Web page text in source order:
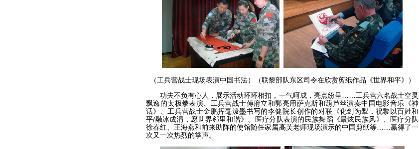
（工兵营战士现场表演中国书法）（联黎部队东区司令在欣赏剪纸作品《世界和平》）
功夫不负有心人，展示活动环环相扣，一气呵成，亮点纷呈……工兵营六名战士空灵
飘逸的太极拳表演、工兵营战士傅府立和郭亮用萨克斯和葫芦丝演奏中国电影音乐《神
话》、工兵营战士金鹏挥毫泼墨书写的李健院长创作的对联《化剑为犁，祝黎以百姓和
平/融冰成涓，愿世界邻里和谐》、医疗分队表演的民族舞蹈《最炫民族风》、医疗分队
徐春红、王海燕和前来助阵的使馆随任家属高芙老师现场演示的中国剪纸等……赢得了一
次又一次热烈的掌声。